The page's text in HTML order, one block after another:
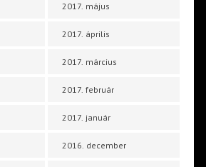
2017. május
2017. április
2017. március
2017. február
2017. január
2016. december